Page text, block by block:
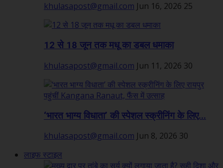
khulasapost@gmail.com Jun 16, 2026 25
12 से 18 जून तक मधू का डबल धमाका
khulasapost@gmail.com Jun 11, 2026 30
‘भारत भाग्य विधाता’ की स्पेशल स्क्रीनिंग के लिए...
khulasapost@gmail.com Jun 8, 2026 30
लाइफ स्टाइल